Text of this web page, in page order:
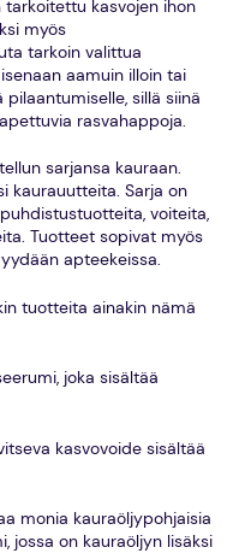
kasvojen ihon
myös
tarkoin valittua
aamuin illoin tai
sillä siinä
rasvahappoja.
sarjansa kauraan.
kaurauutteita. Sarja on
voiteita,
Tuotteet sopivat myös
apteekeissa.
tuotteita ainakin nämä
joka sisältää
kasvovoide sisältää
monia kauraöljypohjaisia
jossa on kauraöljyn lisäksi